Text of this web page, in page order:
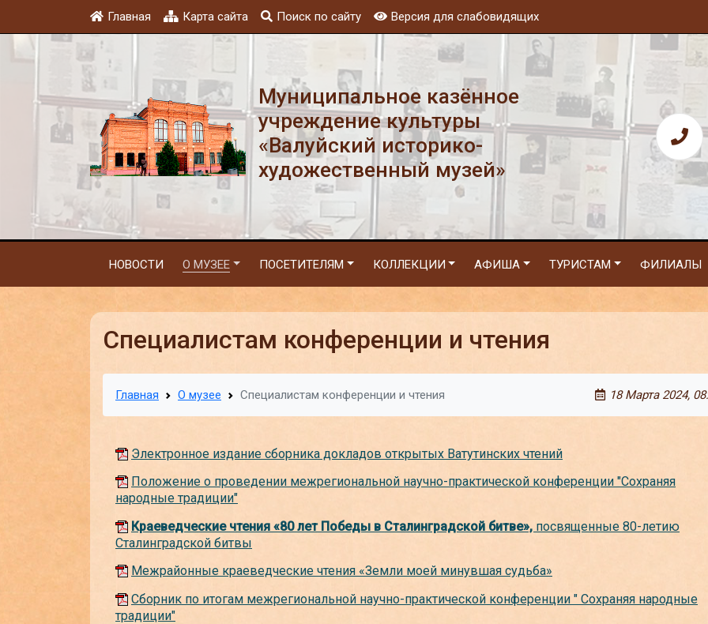
Главная Карта сайта Поиск по сайту Версия для слабовидящих
Муниципальное казённое
учреждение культуры
«Валуйский историко-
художественный музей»
НОВОСТИ О МУЗЕЕ ПОСЕТИТЕЛЯМ КОЛЛЕКЦИИ АФИША ТУРИСТАМ ФИЛИАЛЫ
Специалистам конференции и чтения
Главная О музее Специалистам конференции и чтения 18 Марта 2024,
Электронное издание сборника докладов открытых Ватутинских чтений
Положение о проведении межрегиональной научно-практической конференции "Сохраняя
народные традиции"
Краеведческие чтения «80 лет Победы в Сталинградской битве», посвященные 80-летию
Сталинградской битвы
Межрайонные краеведческие чтения «Земли моей минувшая судьба»
Сборник по итогам межрегиональной научно-практической конференции " Сохраняя народные
традиции"